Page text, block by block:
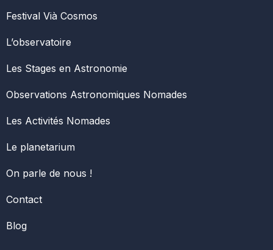
Festival Vià Cosmos
L’observatoire
Les Stages en Astronomie
Observations Astronomiques Nomades
Les Activités Nomades
Le planetarium
On parle de nous !
Contact
Blog